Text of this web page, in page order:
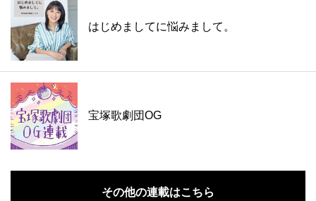
はじめましてに悩みまして。
宝塚歌劇団OG
その他の連載はこちら